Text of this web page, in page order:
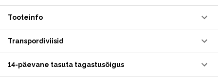
Tooteinfo
Transpordiviisid
14-päevane tasuta tagastusõigus